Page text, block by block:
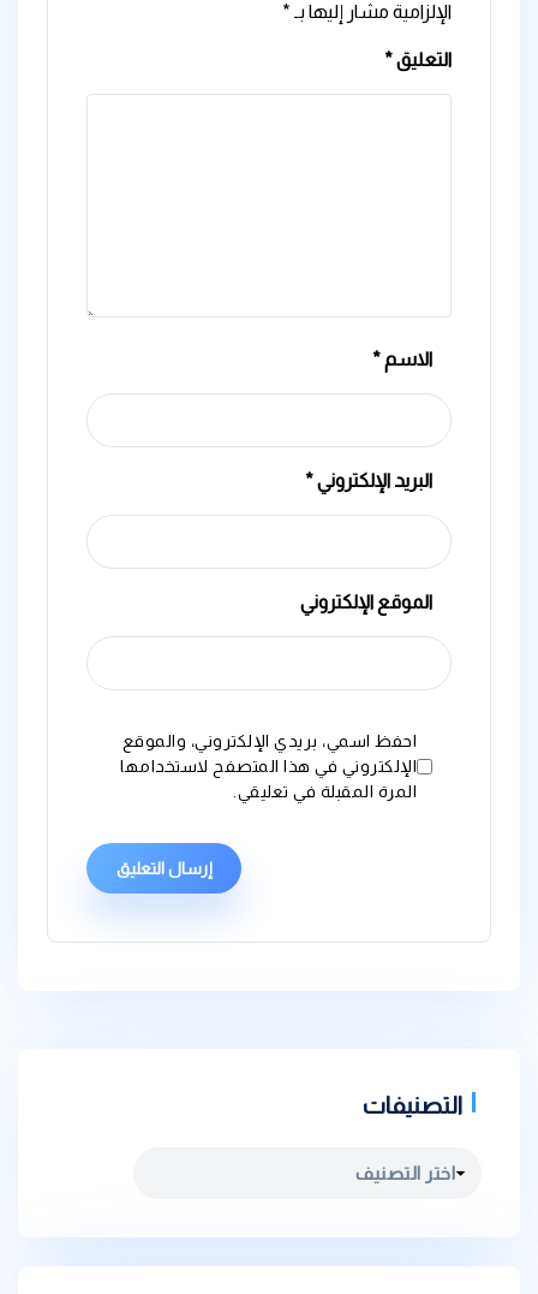
الإلزامية مشار إليها بـ *
التعليق*
الاسم *
البريد الإلكتروني*
الموقع الإلكتروني
احفظ اسمي، بريدي الإلكتروني، والموقع
الإلكتروني في هذا المتصفح لاستخدامها
المرة المقبلة في تعليقي.
التصنيفات